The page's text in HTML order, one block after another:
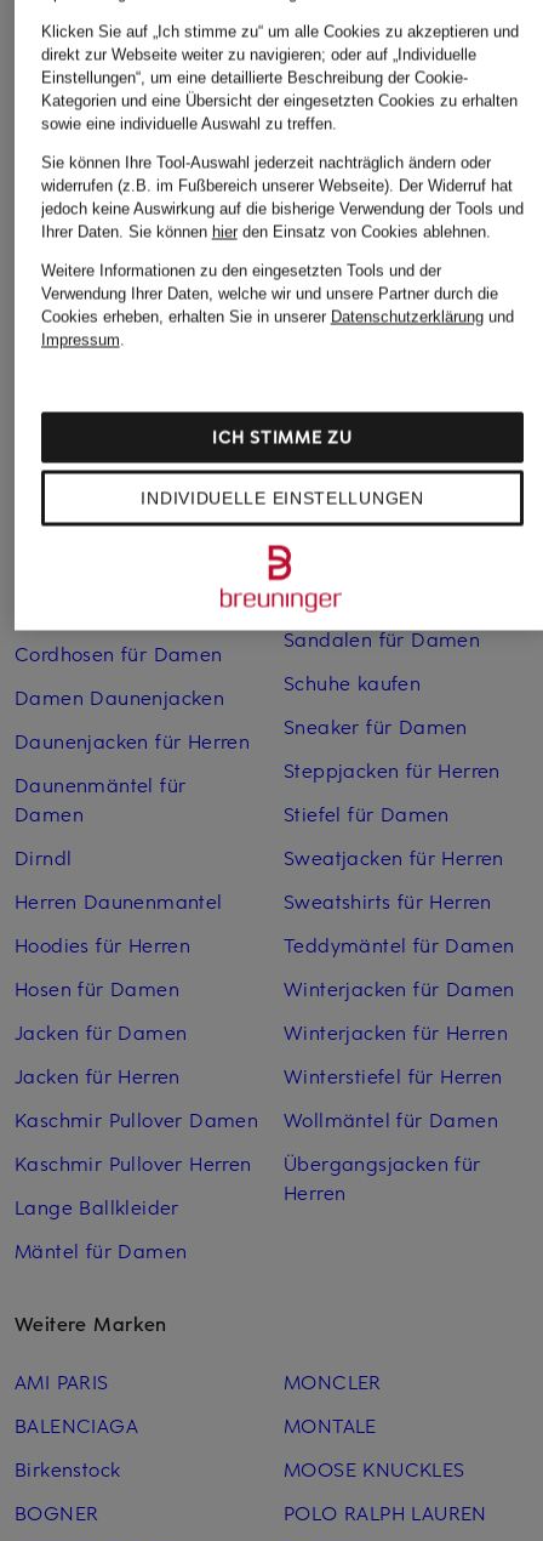
T-Shirt
34,99 €
Bestpreis:29,74 €
Ursprünglich:49,95 €
T-Shirt IHBALMERS
ab 28,99 €
Bestpreis:24,64 €
Ursprünglich:39,95 €
T-Shirt
95,99 €
Bestpreis:81,59 €
Boots für Damen
Cargohosen für Herren
Chelsea Boots für Herren
Cordhosen für Damen
Damen Daunenjacken
Daunenjacken für Herren
Daunenmäntel für
Damen
Dirndl
Herren Daunenmantel
Hoodies für Herren
Hosen für Damen
Jacken für Damen
Jacken für Herren
Kaschmir Pullover Damen
Kaschmir Pullover Herren
Lange Ballkleider
Mäntel für Damen
Mäntel für Herren
Pullover für Damen
Pullover für Herren
Rollkragenpullover für
Herren
Sandalen für Damen
Schuhe kaufen
Sneaker für Damen
Steppjacken für Herren
Stiefel für Damen
Sweatjacken für Herren
Sweatshirts für Herren
Teddymäntel für Damen
Winterjacken für Damen
Winterjacken für Herren
Winterstiefel für Herren
Wollmäntel für Damen
Übergangsjacken für
Herren
Weitere Marken
AMI PARIS
BALENCIAGA
Birkenstock
BOGNER
MONCLER
MONTALE
MOOSE KNUCKLES
POLO RALPH LAUREN
Klicken Sie auf „Ich stimme zu“ um alle Cookies zu akzeptieren und
direkt zur Webseite weiter zu navigieren; oder auf „Individuelle
Einstellungen“, um eine detaillierte Beschreibung der Cookie-
Kategorien und eine Übersicht der eingesetzten Cookies zu erhalten
sowie eine individuelle Auswahl zu treffen.
Sie können Ihre Tool-Auswahl jederzeit nachträglich ändern oder
widerrufen (z.B. im Fußbereich unserer Webseite). Der Widerruf hat
jedoch keine Auswirkung auf die bisherige Verwendung der Tools und
Ihrer Daten. Sie können hierden Einsatz von Cookies ablehnen.
Weitere Informationen zu den eingesetzten Tools und der
Verwendung Ihrer Daten, welche wir und unsere Partner durch die
Cookies erheben, erhalten Sie in unserer Datenschutzerklärungund
Impressum.
INDIVIDUELLE EINSTELLUNGEN
ICH STIMME ZU